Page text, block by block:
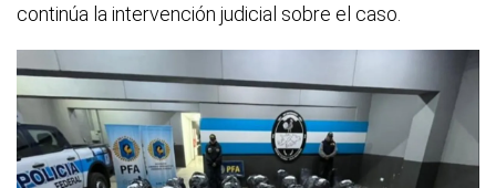
continúa la intervención judicial sobre el caso.